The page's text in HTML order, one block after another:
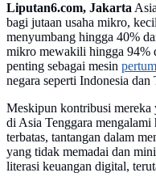
Liputan6.com, Jakarta
bagi jutaan usaha mikro,
menyumbang hingga 40%
mikro mewakili hingga 94%
penting sebagai mesin
negara seperti Indonesia dan
Meskipun kontribusi
di Asia Tenggara mengalami
terbatas, tantangan dalam
yang tidak memadai dan
literasi keuangan digital,